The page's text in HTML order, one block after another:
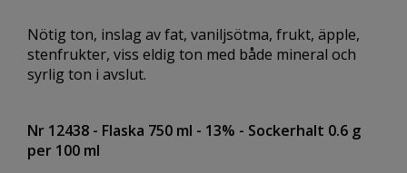
Nötig ton, inslag av fat, vaniljsötma, frukt, äpple,
stenfrukter, viss eldig ton med både mineral och
syrlig ton i avslut.
Nr 12438 - Flaska 750 ml - 13% - Sockerhalt 0.6 g
per 100 ml